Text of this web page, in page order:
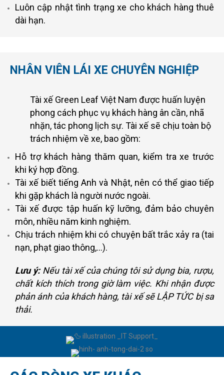
Luôn cập nhật tình trạng xe cho khách hàng thuê
dài hạn.
NHÂN VIÊN LÁI XE CHUYÊN NGHIỆP
Tài xế Green Leaf Việt Nam được huấn luyện
phong cách phục vụ khách hàng ân cần, nhã
nhặn, tác phong lịch sự. Tài xế sẽ chịu toàn bộ
trách nhiệm về xe, bao gồm:
Hỗ trợ khách hàng thăm quan, kiểm tra xe trước
khi ký hợp đồng.
Tài xế biết tiếng Anh và Nhật, nên có thể giao tiếp
khi gặp khách là người nước ngoài.
Tài xế được tập huấn kỹ lưỡng, đảm bảo chuyên
môn, nhiều năm kinh nghiệm.
Chịu trách nhiệm khi có chuyện bất trắc xảy ra (tai
nạn, phạt giao thông,…).
Lưu ý:Nếu tài xế của chúng tôi sử dụng bia, rượu,
chất kích thích trong giờ làm việc. Khi nhận được
phản ánh của khách hàng, tài xế sẽ LẬP TỨC bị sa
thải.